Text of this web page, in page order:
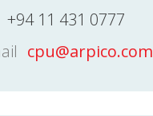
+94 11 431 0777
cpu@arpico.com